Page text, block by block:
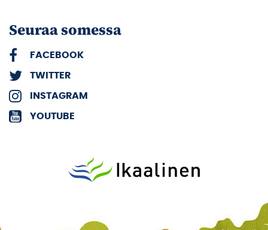
Seuraa somessa
FACEBOOK
TWITTER
INSTAGRAM
YOUTUBE